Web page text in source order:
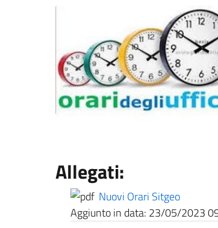
Allegati:
Nuovi Orari Sitgeo
Aggiunto in data: 23/05/2023